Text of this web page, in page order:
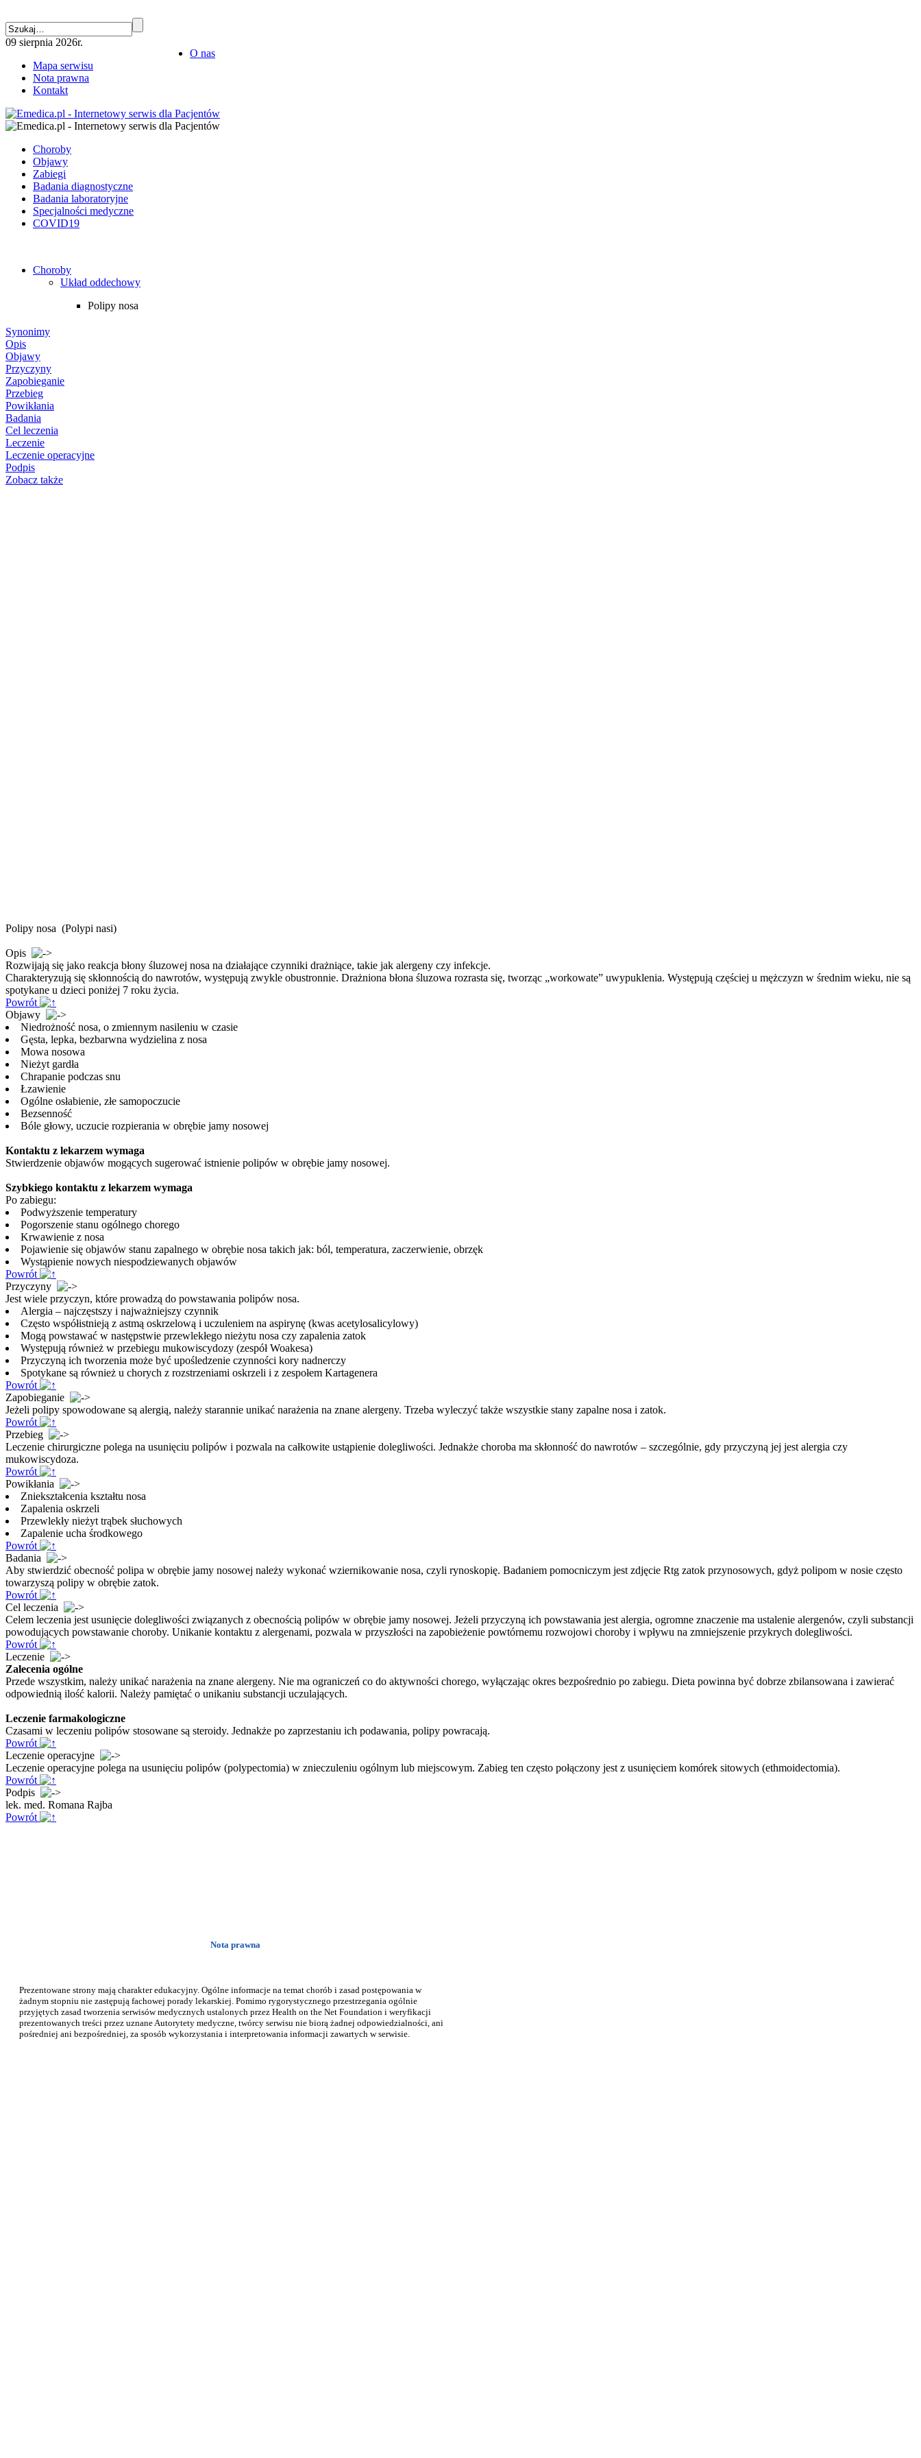
09 sierpnia 2026r.
O nas
Mapa serwisu
Nota prawna
Kontakt
Choroby
Objawy
Zabiegi
Badania diagnostyczne
Badania laboratoryjne
Specjalności medyczne
COVID19
Choroby
Układ oddechowy
Polipy nosa
Synonimy
Opis
Objawy
Przyczyny
Zapobieganie
Przebieg
Powikłania
Badania
Cel leczenia
Leczenie
Leczenie operacyjne
Podpis
Zobacz także
Polipy nosa (Polypi nasi)
Opis
Rozwijają się jako reakcja błony śluzowej nosa na działające czynniki drażniące, takie jak alergeny czy infekcje.
Charakteryzują się skłonnością do nawrotów, występują zwykle obustronnie. Drażniona błona śluzowa rozrasta się, tworząc „workowate” uwypuklenia. Występują częściej u mężczyzn w średnim wieku, nie są
spotykane u dzieci poniżej 7 roku życia.
Powrót
Objawy
Niedrożność nosa, o zmiennym nasileniu w czasie
Gęsta, lepka, bezbarwna wydzielina z nosa
Mowa nosowa
Nieżyt gardła
Chrapanie podczas snu
Łzawienie
Ogólne osłabienie, złe samopoczucie
Bezsenność
Bóle głowy, uczucie rozpierania w obrębie jamy nosowej
Kontaktu z lekarzem wymaga
Stwierdzenie objawów mogących sugerować istnienie polipów w obrębie jamy nosowej.
Szybkiego kontaktu z lekarzem wymaga
Po zabiegu:
Podwyższenie temperatury
Pogorszenie stanu ogólnego chorego
Krwawienie z nosa
Pojawienie się objawów stanu zapalnego w obrębie nosa takich jak: ból, temperatura, zaczerwienie, obrzęk
Wystąpienie nowych niespodziewanych objawów
Powrót
Przyczyny
Jest wiele przyczyn, które prowadzą do powstawania polipów nosa.
Alergia – najczęstszy i najważniejszy czynnik
Często współistnieją z astmą oskrzelową i uczuleniem na aspirynę (kwas acetylosalicylowy)
Mogą powstawać w następstwie przewlekłego nieżytu nosa czy zapalenia zatok
Występują również w przebiegu mukowiscydozy (zespół Woakesa)
Przyczyną ich tworzenia może być upośledzenie czynności kory nadnerczy
Spotykane są również u chorych z rozstrzeniami oskrzeli i z zespołem Kartagenera
Powrót
Zapobieganie
Jeżeli polipy spowodowane są alergią, należy starannie unikać narażenia na znane alergeny. Trzeba wyleczyć także wszystkie stany zapalne nosa i zatok.
Powrót
Przebieg
Leczenie chirurgiczne polega na usunięciu polipów i pozwala na całkowite ustąpienie dolegliwości. Jednakże choroba ma skłonność do nawrotów – szczególnie, gdy przyczyną jej jest alergia czy
mukowiscydoza.
Powrót
Powikłania
Zniekształcenia kształtu nosa
Zapalenia oskrzeli
Przewlekły nieżyt trąbek słuchowych
Zapalenie ucha środkowego
Powrót
Badania
Aby stwierdzić obecność polipa w obrębie jamy nosowej należy wykonać wziernikowanie nosa, czyli rynoskopię. Badaniem pomocniczym jest zdjęcie Rtg zatok przynosowych, gdyż polipom w nosie często
towarzyszą polipy w obrębie zatok.
Powrót
Cel leczenia
Celem leczenia jest usunięcie dolegliwości związanych z obecnością polipów w obrębie jamy nosowej. Jeżeli przyczyną ich powstawania jest alergia, ogromne znaczenie ma ustalenie alergenów, czyli substancji
powodujących powstawanie choroby. Unikanie kontaktu z alergenami, pozwala w przyszłości na zapobieżenie powtórnemu rozwojowi choroby i wpływu na zmniejszenie przykrych dolegliwości.
Powrót
Leczenie
Zalecenia ogólne
Przede wszystkim, należy unikać narażenia na znane alergeny. Nie ma ograniczeń co do aktywności chorego, wyłączając okres bezpośrednio po zabiegu. Dieta powinna być dobrze zbilansowana i zawierać
odpowiednią ilość kalorii. Należy pamiętać o unikaniu substancji uczulających.
Leczenie farmakologiczne
Czasami w leczeniu polipów stosowane są steroidy. Jednakże po zaprzestaniu ich podawania, polipy powracają.
Powrót
Leczenie operacyjne
Leczenie operacyjne polega na usunięciu polipów (polypectomia) w znieczuleniu ogólnym lub miejscowym. Zabieg ten często połączony jest z usunięciem komórek sitowych (ethmoidectomia).
Powrót
Podpis
lek. med. Romana Rajba
Powrót
Nota prawna
Prezentowane strony mają charakter edukacyjny. Ogólne informacje na temat chorób i zasad postępowania w
żadnym stopniu nie zastępują fachowej porady lekarskiej. Pomimo rygorystycznego przestrzegania ogólnie
przyjętych zasad tworzenia serwisów medycznych ustalonych przez Health on the Net Foundation i weryfikacji
prezentowanych treści przez uznane Autorytety medyczne, twórcy serwisu nie biorą żadnej odpowiedzialności, ani
pośredniej ani bezpośredniej, za sposób wykorzystania i interpretowania informacji zawartych w serwisie.